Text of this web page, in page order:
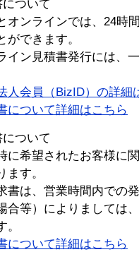
ついて
オンラインでは、24時
ができます。
イン見積書発行には、
人会員（BizID）の詳細
について詳細はこちら
ついて
に希望されたお客様に
ます。
書は、営業時間内での
合等）によりましては
。
について詳細はこちら